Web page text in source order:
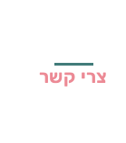
צרי קשר